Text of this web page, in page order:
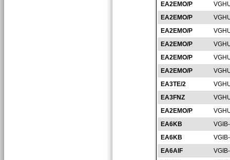
EA2EMO/P
EA2EMO/P
EA2EMO/P
EA2EMO/P
EA2EMO/P
EA2EMO/P
EA3TE/2
EA3FNZ
EA2EMO/P
EA6KB
EA6KB
EA6AIF